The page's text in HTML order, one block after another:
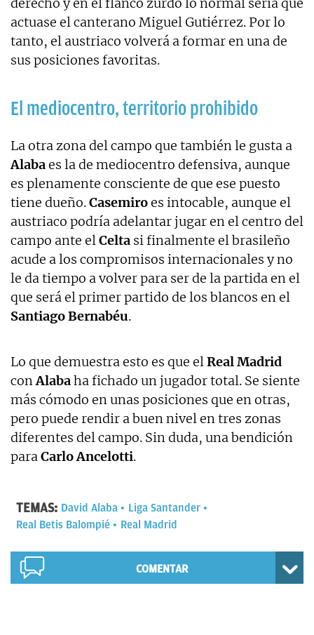
actuase el canterano Miguel Gutiérrez. Por lo
tanto, el austriaco volverá a formar en una de
sus posiciones favoritas.
El mediocentro, territorio prohibido
La otra zona del campo que también le gusta a
Alabaes la de mediocentro defensiva, aunque
es plenamente consciente de que ese puesto
tiene dueño.Casemiroes intocable, aunque el
austriaco podría adelantar jugar en el centro del
campo ante elCelta si finalmente el brasileño
acude a los compromisos internacionales y no
le da tiempo a volver para ser de la partida en el
que será el primer partido de los blancos en el
Santiago Bernabéu.
Lo que demuestra esto es que elReal Madrid
conAlabaha fichado un jugador total. Se siente
más cómodo en unas posiciones que en otras,
pero puede rendir a buen nivel en tres zonas
diferentes del campo. Sin duda, una bendición
paraCarlo Ancelotti.
TEMAS: David Alaba
Liga Santander
Real Betis Balompié
Real Madrid
COMENTAR